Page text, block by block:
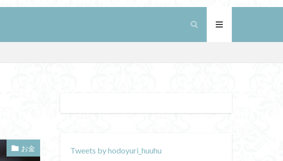
お金 Tweets by hodoyuri_huuhu